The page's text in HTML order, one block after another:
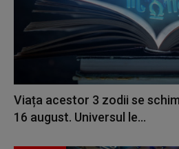
Viața acestor 3 zodii se
16 august. Universul le...